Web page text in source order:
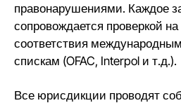
правонарушениями. Каждое
сопровождается проверкой
соответствия
спискам (OFAC, Interpol и т.д.).
Все юрисдикции проводят